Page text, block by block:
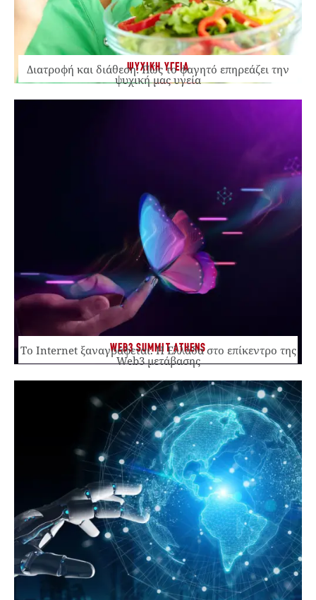
ΨΥΧΙΚΗ ΥΓΕΙΑ
Διατροφή και διάθεση: Πώς το φαγητό επηρεάζει την
ψυχική μας υγεία
WEB3 SUMMIT ATHENS
Το Internet ξαναγράφεται. Η Ελλάδα στο επίκεντρο της
Web3 μετάβασης